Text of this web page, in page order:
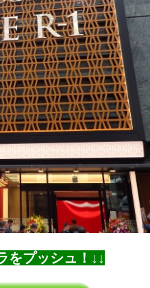
をプッシュ！↓↓